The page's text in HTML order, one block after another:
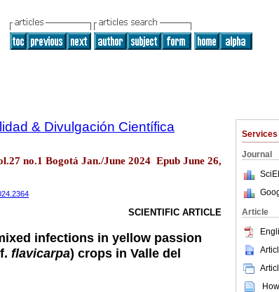
Services
Journal
Article
& Divulgación Científica
no.1 Bogotá Jan./June 2024 Epub June 26,
SCIENTIFIC ARTICLE
infections in yellow passion
f. flavicarpa) crops in Valle del